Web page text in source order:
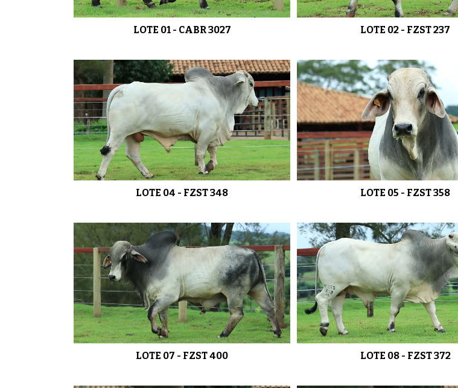
LOTE 01 - CABR 3027 LOTE 02 - FZST 237
LOTE 04 - FZST 348 LOTE 05 - FZST 358
LOTE 07 - FZST 400 LOTE 08 - FZST 372